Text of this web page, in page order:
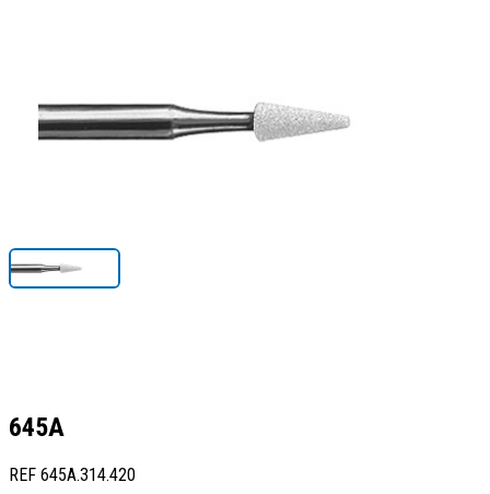
645A
REF 645A.314.420